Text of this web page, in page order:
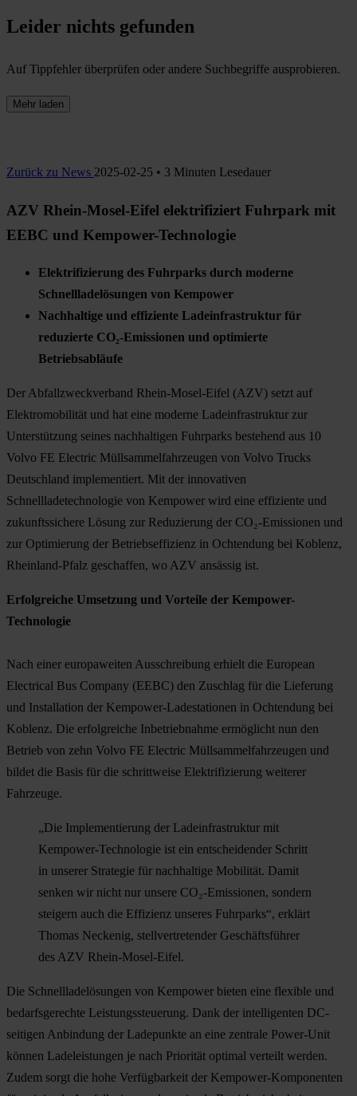
Leider nichts gefunden
Auf Tippfehler überprüfen oder andere Suchbegriffe ausprobieren.
Mehr laden
Zurück zu News 2025-02-25 • 3 Minuten Lesedauer
AZV Rhein-Mosel-Eifel elektrifiziert Fuhrpark mit
EEBC und Kempower-Technologie
Elektrifizierung des Fuhrparks durch moderne
Schnellladelösungen von Kempower
Nachhaltige und effiziente Ladeinfrastruktur für
reduzierte CO₂-Emissionen und optimierte
Betriebsabläufe
Der Abfallzweckverband Rhein-Mosel-Eifel (AZV) setzt auf
Elektromobilität und hat eine moderne Ladeinfrastruktur zur
Unterstützung seines nachhaltigen Fuhrparks bestehend aus 10
Volvo FE Electric Müllsammelfahrzeugen von Volvo Trucks
Deutschland implementiert. Mit der innovativen
Schnellladetechnologie von Kempower wird eine effiziente und
zukunftssichere Lösung zur Reduzierung der CO₂-Emissionen und
zur Optimierung der Betriebseffizienz in Ochtendung bei Koblenz,
Rheinland-Pfalz geschaffen, wo AZV ansässig ist.
Erfolgreiche Umsetzung und Vorteile der Kempower-
Technologie
Nach einer europaweiten Ausschreibung erhielt die European
Electrical Bus Company (EEBC) den Zuschlag für die Lieferung
und Installation der Kempower-Ladestationen in Ochtendung bei
Koblenz. Die erfolgreiche Inbetriebnahme ermöglicht nun den
Betrieb von zehn Volvo FE Electric Müllsammelfahrzeugen und
bildet die Basis für die schrittweise Elektrifizierung weiterer
Fahrzeuge.
„Die Implementierung der Ladeinfrastruktur mit
Kempower-Technologie ist ein entscheidender Schritt
in unserer Strategie für nachhaltige Mobilität. Damit
senken wir nicht nur unsere CO₂-Emissionen, sondern
steigern auch die Effizienz unseres Fuhrparks“, erklärt
Thomas Neckenig, stellvertretender Geschäftsführer
des AZV Rhein-Mosel-Eifel.
Die Schnellladelösungen von Kempower bieten eine flexible und
bedarfsgerechte Leistungssteuerung. Dank der intelligenten DC-
seitigen Anbindung der Ladepunkte an eine zentrale Power-Unit
können Ladeleistungen je nach Priorität optimal verteilt werden.
Zudem sorgt die hohe Verfügbarkeit der Kempower-Komponenten